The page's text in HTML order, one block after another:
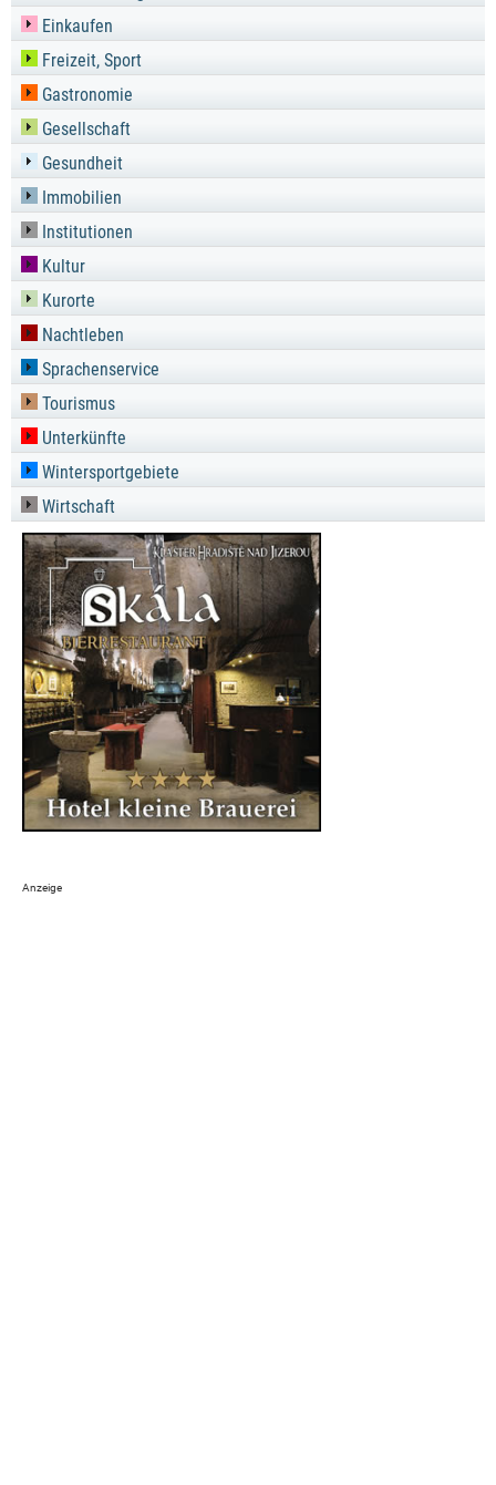
Einkaufen
Freizeit, Sport
Gastronomie
Gesellschaft
Gesundheit
Immobilien
Institutionen
Kultur
Kurorte
Nachtleben
Sprachenservice
Tourismus
Unterkünfte
Wintersportgebiete
Wirtschaft